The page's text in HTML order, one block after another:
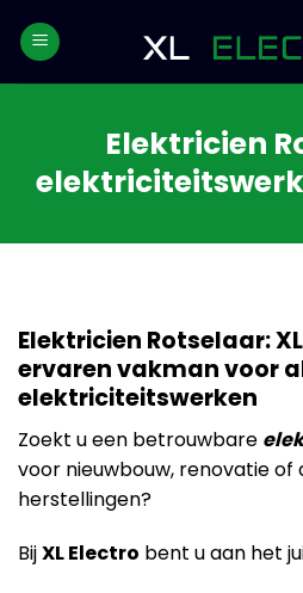
Elektricien
Elektricien Rotselaar:
ervaren vakman voor
elektriciteitswerken
Zoekt u een betrouwbare
voor nieuwbouw, renovatie of
herstellingen?
BijXL Electro bent u aan het